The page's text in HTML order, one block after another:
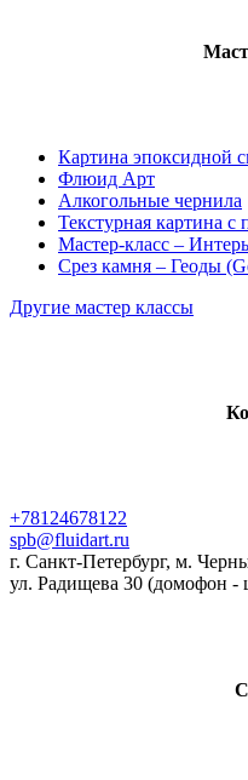
Картина эпоксидной
Флюид Арт
Алкогольные чернила
Текстурная картина с
Мастер-класс –
Срез камня – Геоды
Другие мастер классы
+78124678122
spb@fluidart.ru
г. Санкт-Петербург, м.
ул. Радищева 30 (домофон -